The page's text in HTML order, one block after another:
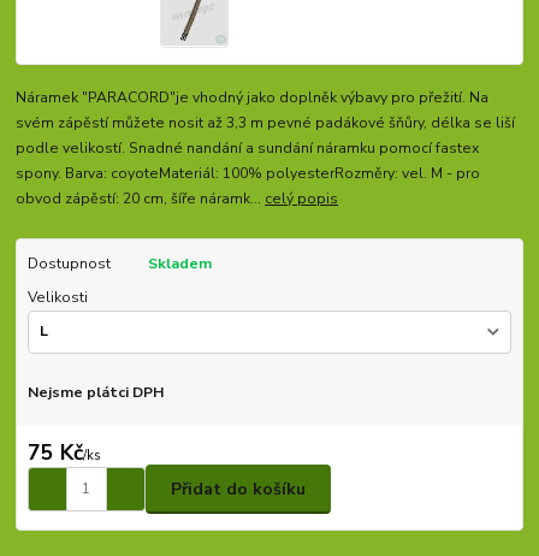
Náramek "PARACORD"je vhodný jako doplněk výbavy pro přežití. Na
svém zápěstí můžete nosit až 3,3 m pevné padákové šňůry, délka se liší
podle velikostí. Snadné nandání a sundání náramku pomocí fastex
spony. Barva: coyoteMateriál: 100% polyesterRozměry: vel. M - pro
obvod zápěstí: 20 cm, šíře náramk... celý popis
Dostupnost
Skladem
Velikosti
Nejsme plátci DPH
75 Kč/ks
Přidat do košíku